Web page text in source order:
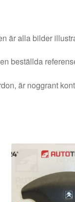
är alla bilder
beställda
är noggrant